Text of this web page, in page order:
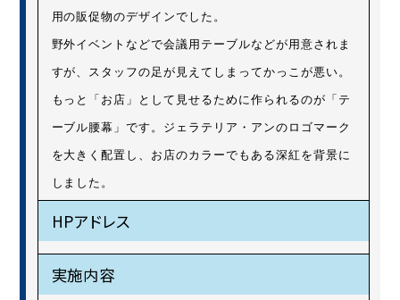
用の販促物のデザインでした。
野外イベントなどで会議用テーブルなどが用意されま
すが、スタッフの足が見えてしまってかっこが悪い。
もっと「お店」として見せるために作られるのが「テ
ーブル腰幕」です。ジェラテリア・アンのロゴマーク
を大きく配置し、お店のカラーでもある深紅を背景に
しました。
HPアドレス
実施内容